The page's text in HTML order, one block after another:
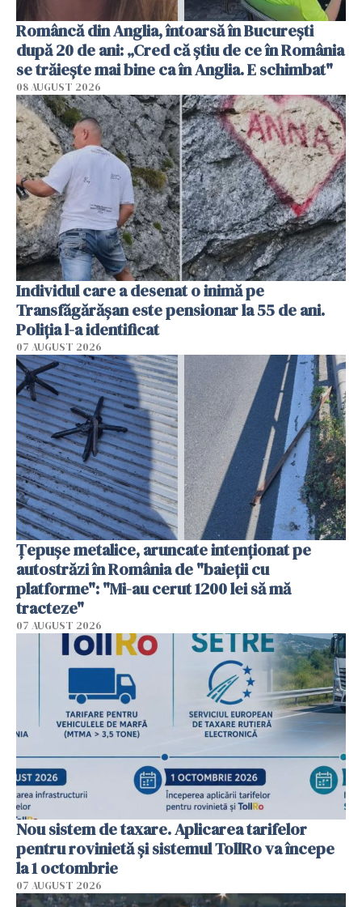
Româncă din Anglia, întoarsă în București
după 20 de ani: „Cred că știu de ce în România
se trăiește mai bine ca în Anglia. E schimbat"
08 AUGUST 2026
Individul care a desenat o inimă pe
Transfăgărășan este pensionar la 55 de ani.
Poliția l-a identificat
07 AUGUST 2026
Țepușe metalice, aruncate intenționat pe
autostrăzi în România de "baieții cu
platforme": "Mi-au cerut 1200 lei să mă
tracteze"
07 AUGUST 2026
Nou sistem de taxare. Aplicarea tarifelor
pentru rovinietă şi sistemul TollRo va începe
la 1 octombrie
07 AUGUST 2026